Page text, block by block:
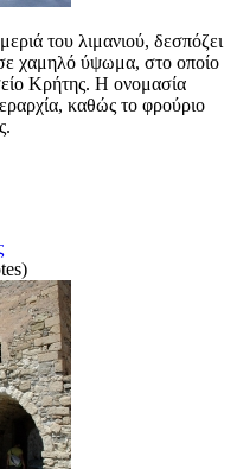
του λιμανιού, δεσπόζει
χαμηλό ύψωμα, στο οποίο
Κρήτης. Η ονομασία
καθώς το φρούριο